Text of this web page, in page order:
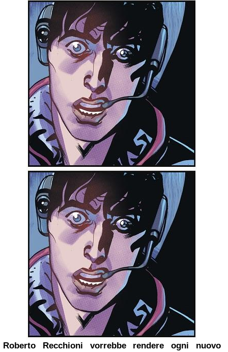
Roberto Recchioni vorrebbe rendere ogni nuovo